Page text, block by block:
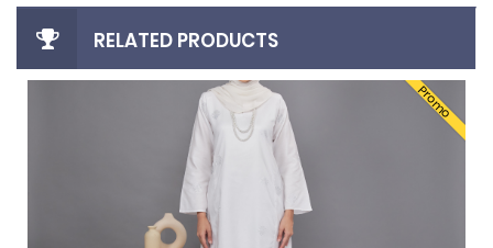
RELATED PRODUCTS
Promo